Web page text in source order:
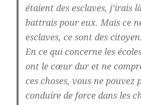
étaient des esclaves, j’irais
battrais pour eux. Mais ce
esclaves, ce sont des
En ce qui concerne les
ont le cœur dur et ne
ces choses, vous ne pouvez
conduire de force dans les